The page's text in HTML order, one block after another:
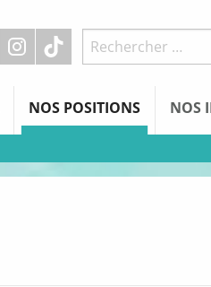
NOS POSITIONS NOS